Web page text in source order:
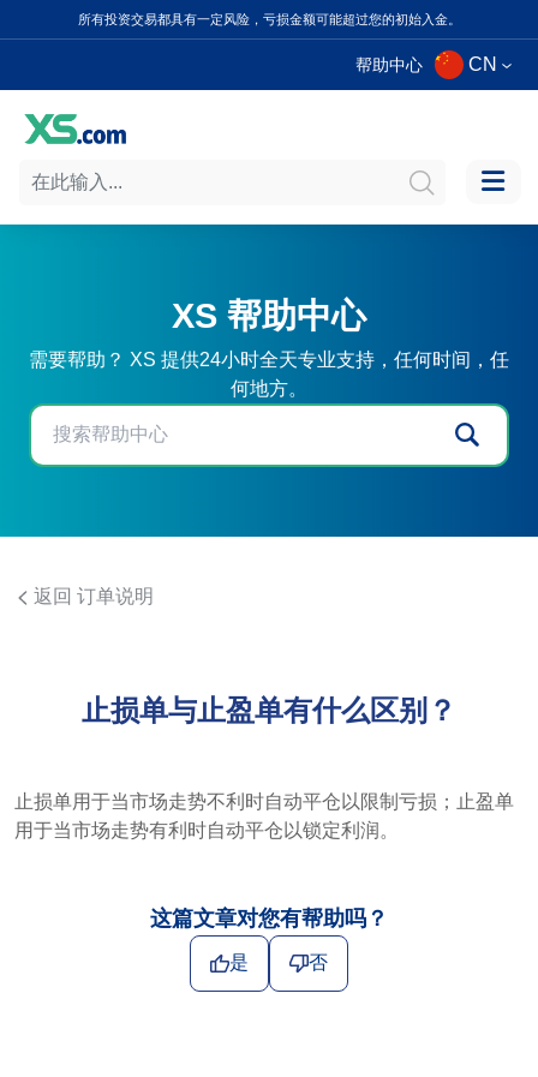
所有投资交易都具有一定风险，亏损金额可能超过您的初始入金。
帮助中心 CN
XS 帮助中心
需要帮助？ XS 提供24小时全天专业支持，任何时间，任
何地方。
返回 订单说明
止损单与止盈单有什么区别？
止损单用于当市场走势不利时自动平仓以限制亏损；止盈单
用于当市场走势有利时自动平仓以锁定利润。
这篇文章对您有帮助吗？
是 否